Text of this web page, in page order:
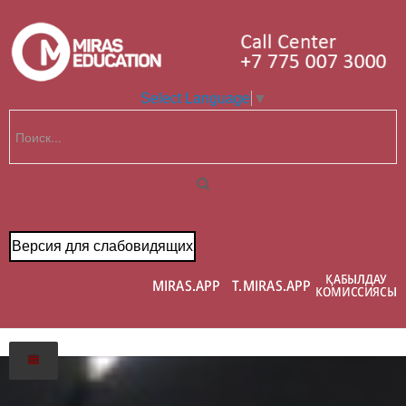
Select Language ▼
Версия для слабовидящих